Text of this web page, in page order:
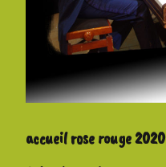
accueil rose rouge 2020